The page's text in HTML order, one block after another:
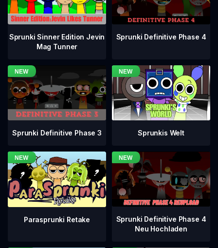
Sprunki Sinner Edition Jevin
Mag Tunner
Sprunki Definitive Phase 4
Sprunki Definitive Phase 3 Sprunkis Welt
Parasprunki Retake
Sprunki Definitive Phase 4
Neu Hochladen